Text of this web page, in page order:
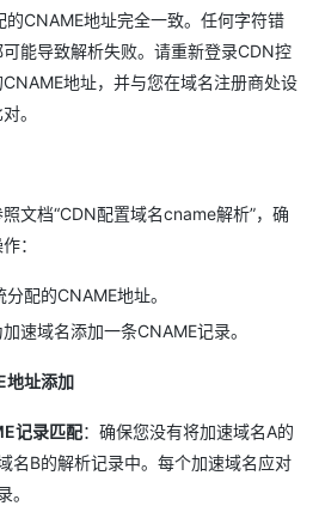
的CNAME地址完全一致。任何字符错
能导致解析失败。请重新登录CDN控
地址，并与您在域名注册商处设
。
照文档“CDN配置域名cname解析”，确
：
配的CNAME地址。
速域名添加一条CNAME记录。
地址添加
记录匹配：确保您没有将加速域名A的
名B的解析记录中。每个加速域名应对
。